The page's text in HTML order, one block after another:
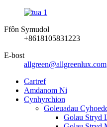
Ffôn Symudol
+8618105831223
E-bost
allgreen@allgreenlux.com
Cartref
Amdanom Ni
Cynhyrchion
Goleuadau
Golau Stryd